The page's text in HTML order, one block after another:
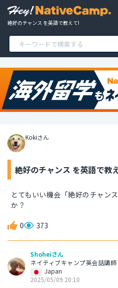
絶好のチャンス を英語で教えて!
Kokiさん
絶好のチャンス を英語で教
とてもいい機会「絶好のチャン
か？
0 373
Shoheiさん
ネイティブキャンプ英会話講師
Japan
2025/05/09 20:10